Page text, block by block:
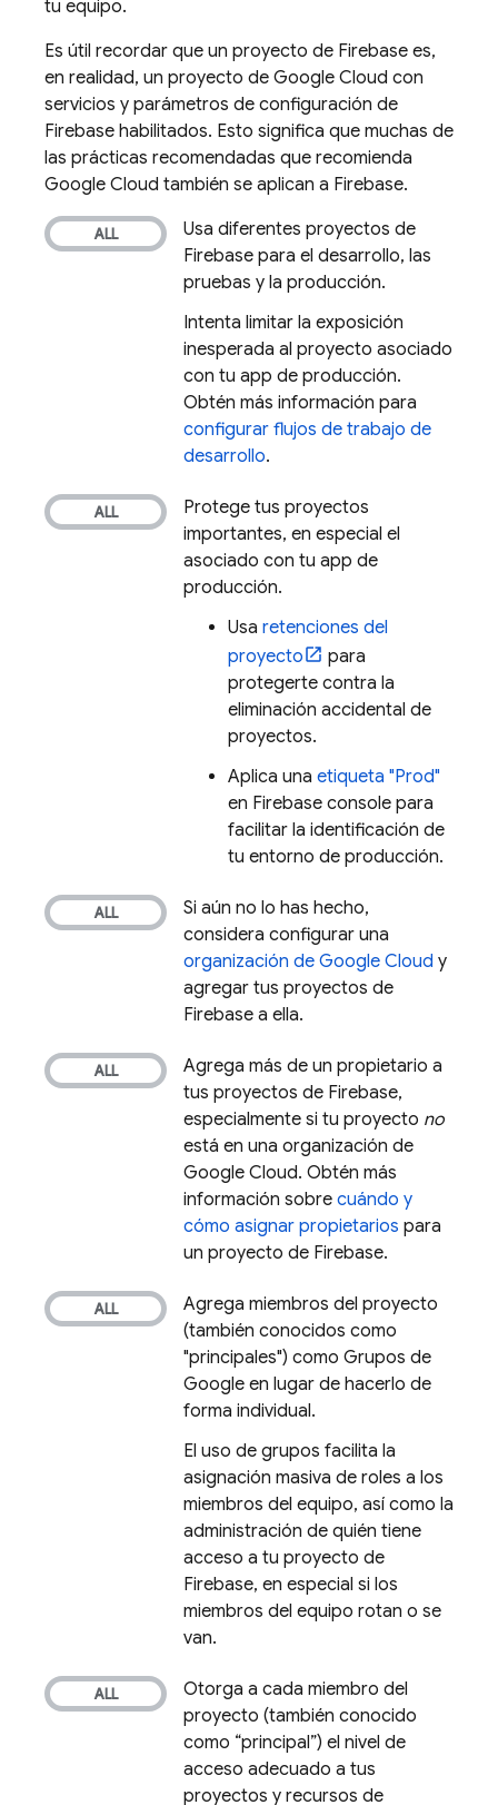
tu equipo.
Es útil recordar que un proyecto de Firebase es,
en realidad, un proyecto de Google Cloud con
servicios y parámetros de configuración de
Firebase habilitados. Esto significa que muchas de
las prácticas recomendadas que recomienda
Google Cloud también se aplican a Firebase.
Usa diferentes proyectos de
Firebase para el desarrollo, las
pruebas y la producción.
Intenta limitar la exposición
inesperada al proyecto asociado
con tu app de producción.
Obtén más información para
configurar flujos de trabajo de
desarrollo.
Protege tus proyectos
importantes, en especial el
asociado con tu app de
producción.
Usa retenciones del
proyecto
para
protegerte contra la
eliminación accidental de
proyectos.
Aplica una etiqueta "Prod"
en Firebase console para
facilitar la identificación de
tu entorno de producción.
Si aún no lo has hecho,
considera configurar una
organización de Google Cloud y
agregar tus proyectos de
Firebase a ella.
Agrega más de un propietario a
tus proyectos de Firebase,
especialmente si tu proyecto no
está en una organización de
Google Cloud. Obtén más
información sobre cuándo y
cómo asignar propietarios para
un proyecto de Firebase.
Agrega miembros del proyecto
(también conocidos como
"principales") como Grupos de
Google en lugar de hacerlo de
forma individual.
El uso de grupos facilita la
asignación masiva de roles a los
miembros del equipo, así como la
administración de quién tiene
acceso a tu proyecto de
Firebase, en especial si los
miembros del equipo rotan o se
van.
Otorga a cada miembro del
proyecto (también conocido
como “principal”) el nivel de
acceso adecuado a tus
proyectos y recursos de